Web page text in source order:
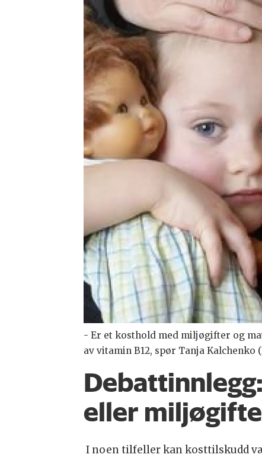
- Er et kosthold med miljøgifter og
av vitamin B12, spør Tanja
Debattinnlegg:
eller
I noen tilfeller kan kosttilskudd